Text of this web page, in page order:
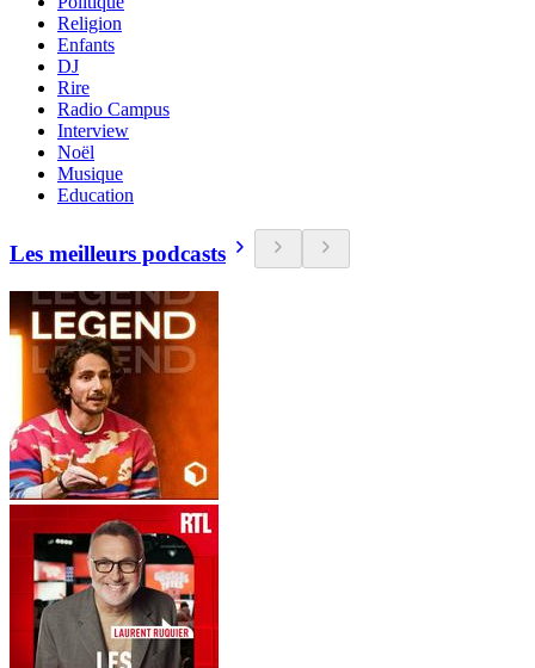
Religion
Enfants
DJ
Rire
Radio Campus
Interview
Noël
Musique
Education
Les meilleurs podcasts